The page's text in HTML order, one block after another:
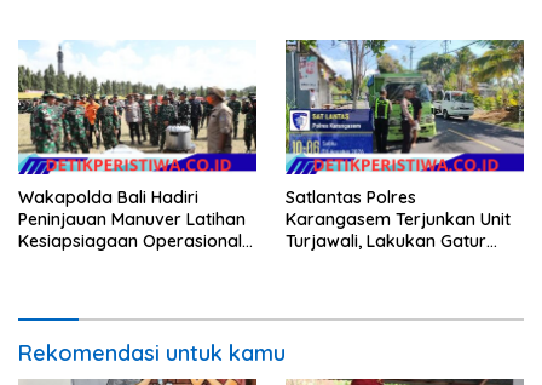
Wakapolda Bali Hadiri
Peninjauan Manuver Latihan
Kesiapsiagaan Operasional
Satlantas Polres
Karangasem Terjunkan Unit
Turjawali, Lakukan Gatur
Rekomendasi untuk kamu